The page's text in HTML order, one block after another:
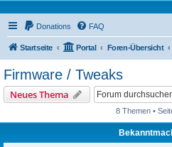
Donations FAQ
Startseite Portal Foren-Übersicht
Firmware / Tweaks
Neues Thema
8 Themen •